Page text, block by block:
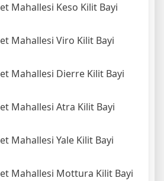
Mahallesi Keso Kilit Bayi
Mahallesi Viro Kilit Bayi
Mahallesi Dierre Kilit Bayi
Mahallesi Atra Kilit Bayi
Mahallesi Yale Kilit Bayi
Mahallesi Mottura Kilit Bayi